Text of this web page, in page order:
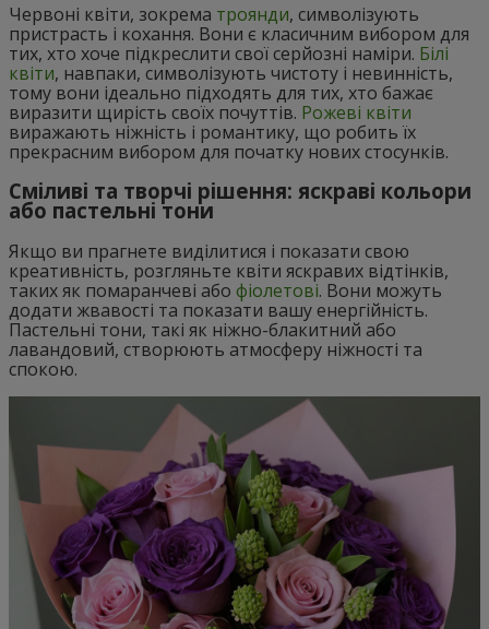
Червоні квіти, зокрема троянди, символізують
пристрасть і кохання. Вони є класичним вибором для
тих, хто хоче підкреслити свої серйозні наміри. Білі
квіти, навпаки, символізують чистоту і невинність,
тому вони ідеально підходять для тих, хто бажає
виразити щирість своїх почуттів. Рожеві квіти
виражають ніжність і романтику, що робить їх
прекрасним вибором для початку нових стосунків.
Сміливі та творчі рішення: яскраві кольори
або пастельні тони
Якщо ви прагнете виділитися і показати свою
креативність, розгляньте квіти яскравих відтінків,
таких як помаранчеві або фіолетові. Вони можуть
додати жвавості та показати вашу енергійність.
Пастельні тони, такі як ніжно-блакитний або
лавандовий, створюють атмосферу ніжності та
спокою.